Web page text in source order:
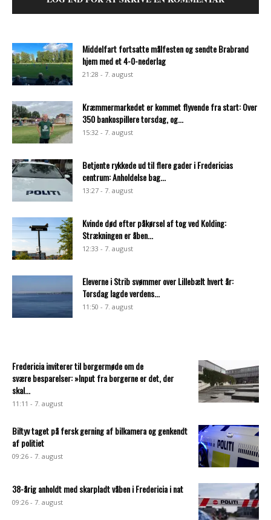
Middelfart fortsatte målfesten og sendte Brabrand
hjem med et 4-0-nederlag
21:28 - 7. august
Kræmmermarkedet er kommet flyvende fra start: Over
350 bankospillere torsdag, og...
15:32 - 7. august
Betjente rykkede ud til flere gader i Fredericias
centrum: Anholdelse bag...
13:27 - 7. august
Kvinde død efter påkørsel af tog ved Kolding:
Strækningen er åben...
12:33 - 7. august
Eleverne i Strib svømmer over Lillebælt hvert år:
Torsdag lagde verdens...
11:50 - 7. august
Fredericia inviterer til borgermøde om de
svære besparelser: »Input fra borgerne er det, der
skal...
11:11 - 7. august
Biltyv taget på fersk gerning af bilkamera og genkendt
af politiet
09:26 - 7. august
38-årig anholdt med skarpladt våben i Fredericia i nat
09:26 - 7. august